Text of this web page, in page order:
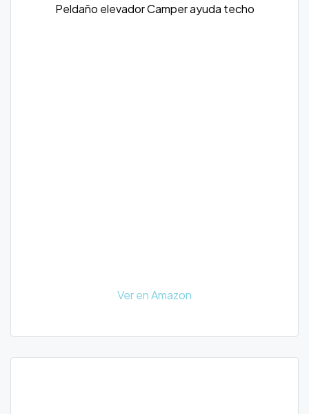
Peldaño elevador Camper ayuda techo
Ver en Amazon